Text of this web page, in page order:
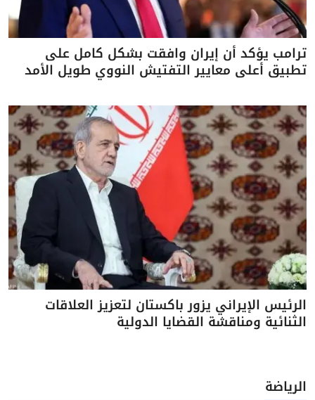
ترامب يؤكد أن إيران وافقت بشكل كامل على
تطبيق أعلى معايير التفتيش النووي طويل الأمد
الرئيس الإيراني يزور باكستان لتعزيز العلاقات
الثنائية ومناقشة القضايا الدولية
الرياضة